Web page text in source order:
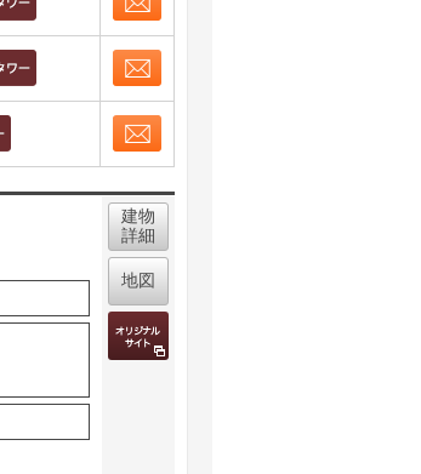
建物
詳細
地図